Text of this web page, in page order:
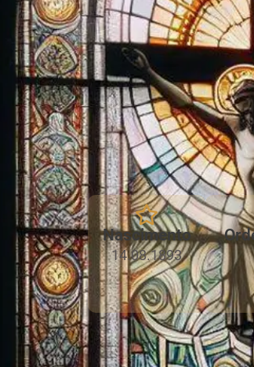
Nascimento
14.08.1893